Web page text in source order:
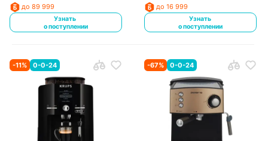
до 89 999
Узнать
о поступлении
до 16 999
Узнать
о поступлении
-11% 0-0-24 -67% 0-0-24